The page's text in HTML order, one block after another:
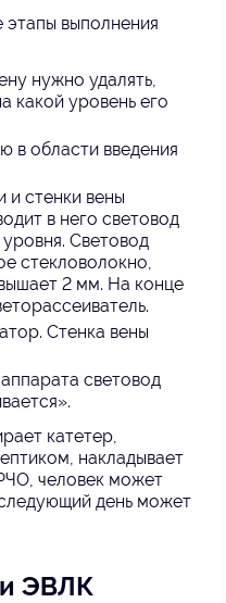
выполнения
нужно удалять,
какой уровень его
в области введения
и стенки вены
в него световод
Световод
стекловолокно,
2 мм. На конце
Стенка вены
световод
катетер,
накладывает
человек может
день может
ЭВЛК